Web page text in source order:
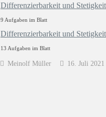
Differenzierbarkeit und
9 Aufgaben im Blatt
Differenzierbarkeit und
13 Aufgaben im Blatt
Meinolf Müller 16. Juli 2021